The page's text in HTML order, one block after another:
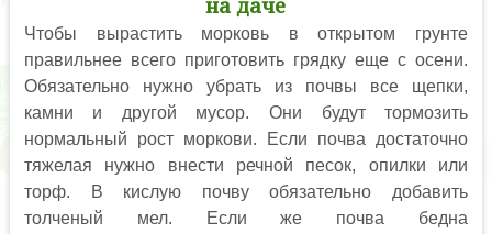
на даче
Чтобы вырастить морковь в открытом грунте
правильнее всего приготовить грядку еще с осени.
Обязательно нужно убрать из почвы все щепки,
камни и другой мусор. Они будут тормозить
нормальный рост моркови. Если почва достаточно
тяжелая нужно внести речной песок, опилки или
торф. В кислую почву обязательно добавить
толченый мел. Если же почва бедна